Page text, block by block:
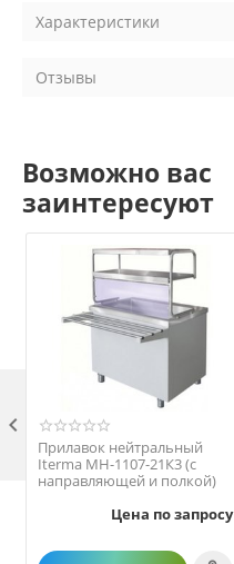
Характеристики
Отзывы
Возможно вас
заинтересуют
Прилавок нейтральный
Iterma МН-1107-21К3 (с
направляющей и полкой)
Цена по запросу
